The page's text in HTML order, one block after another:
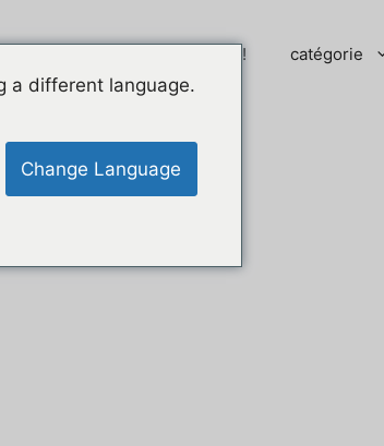
Les jeux mobiles du moment ! catégorie
a different language.
Change Language